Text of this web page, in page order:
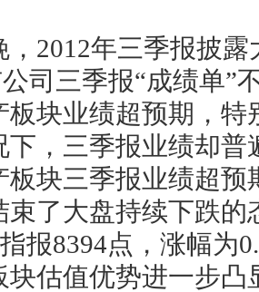
年三季报披露
司三季报“成绩单”
板块业绩超预期，
下，三季报业绩却
三季报业绩超预
束了大盘持续下跌
报8394点，涨幅为
块估值优势进一步